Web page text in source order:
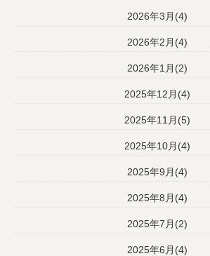
2026年3月(4)
2026年2月(4)
2026年1月(2)
2025年12月(4)
2025年11月(5)
2025年10月(4)
2025年9月(4)
2025年8月(4)
2025年7月(2)
2025年6月(4)